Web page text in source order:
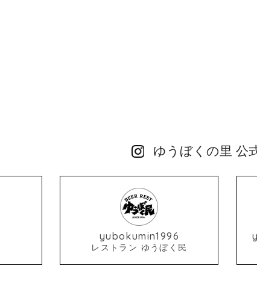
ゆうぼくの里 公
yubokumin1996
レストラン ゆうぼく民